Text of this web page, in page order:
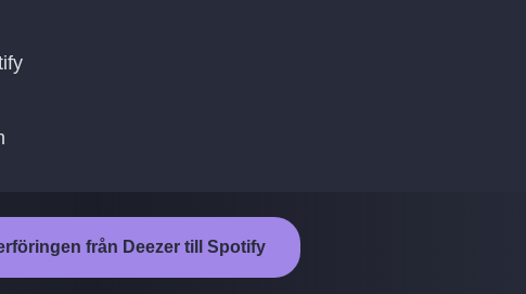
från Deezer till Spotify